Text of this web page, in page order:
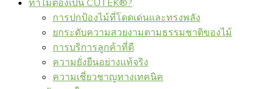
ทำไมต้องเป็น CUTEK®?
การปกป้องไม้ที่โดดเด่นและทรงพลัง
ยกระดับความสวยงามตามธรรมชาติของไม้
การบริการลูกค้าที่ดี
ความยั่งยืนอย่างแท้จริง
ความเชี่ยวชาญทางเทคนิค